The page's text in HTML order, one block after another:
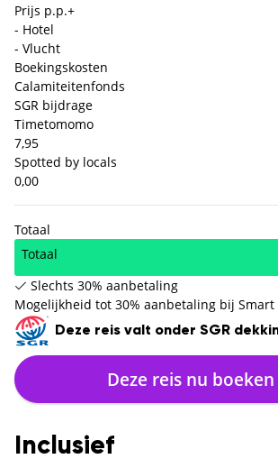
Prijs p.p.+
- Hotel
- Vlucht
Boekingskosten
Calamiteitenfonds
SGR bijdrage
Timetomomo
7,95
Spotted by locals
0,00
Totaal
Totaal
Slechts 30% aanbetaling
Mogelijkheid tot 30% aanbetaling bij
Deze reis valt onder SGR
Deze reis nu boeken
Inclusief